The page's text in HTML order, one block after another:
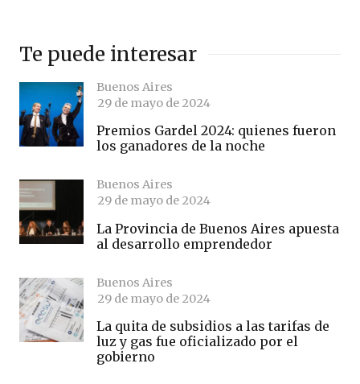
Te puede interesar
Buenos Aires
29 de mayo de 2024
Premios Gardel 2024: quienes fueron
los ganadores de la noche
Buenos Aires
29 de mayo de 2024
La Provincia de Buenos Aires apuesta
al desarrollo emprendedor
Buenos Aires
29 de mayo de 2024
La quita de subsidios a las tarifas de
luz y gas fue oficializado por el
gobierno